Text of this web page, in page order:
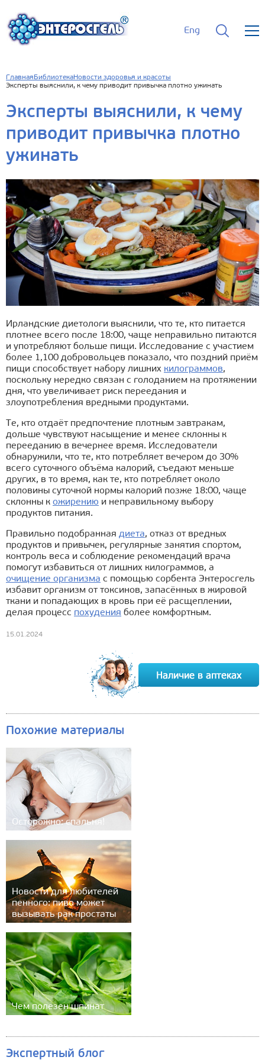
Eng
Главная БиблиотекаНовости здоровья и красоты
Эксперты выяснили, к чему приводит привычка плотно ужинать
Эксперты выяснили, к чему
приводит привычка плотно
ужинать
Ирландские диетологи выяснили, что те, кто питается
плотнее всего после 18:00, чаще неправильно питаются
и употребляют больше пищи. Исследование с участием
более 1,100 добровольцев показало, что поздний приём
пищи способствует набору лишних килограммов,
поскольку нередко связан с голоданием на протяжении
дня, что увеличивает риск переедания и
злоупотребления вредными продуктами.
Те, кто отдаёт предпочтение плотным завтракам,
дольше чувствуют насыщение и менее склонны к
перееданию в вечернее время. Исследователи
обнаружили, что те, кто потребляет вечером до 30%
всего суточного объёма калорий, съедают меньше
других, в то время, как те, кто потребляет около
половины суточной нормы калорий позже 18:00, чаще
склонны к ожирению и неправильному выбору
продуктов питания.
Правильно подобранная диета, отказ от вредных
продуктов и привычек, регулярные занятия спортом,
контроль веса и соблюдение рекомендаций врача
помогут избавиться от лишних килограммов, а
очищение организма с помощью сорбента Энтеросгель
избавит организм от токсинов, запасённых в жировой
ткани и попадающих в кровь при её расщеплении,
делая процесс похудения более комфортным.
15.01.2024
Похожие материалы
Осторожно: спальня!
Новости для любителей
пенного: пиво может
вызывать рак простаты
Чем полезен шпинат
Экспертный блог